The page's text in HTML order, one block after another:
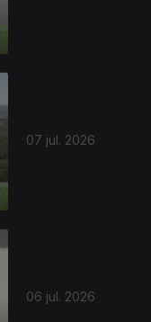
07 jul. 2026
06 jul. 2026